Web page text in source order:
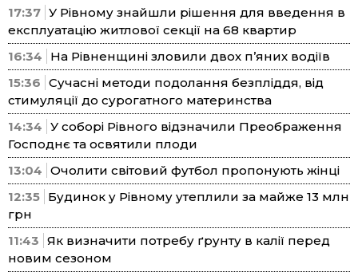
17:37 У Рівному знайшли рішення для введення в
експлуатацію житлової секції на 68 квартир
16:34
На Рівненщині зловили двох п’яних водіїв
15:36 Сучасні методи подолання безпліддя, від
стимуляції до сурогатного материнства
14:34 У соборі Рівного відзначили Преображення
Господнє та освятили плоди
13:04 Очолити світовий футбол пропонують жінці
12:35 Будинок у Рівному утеплили за майже 13 млн
грн
11:43 Як визначити потребу ґрунту в калії перед
новим сезоном